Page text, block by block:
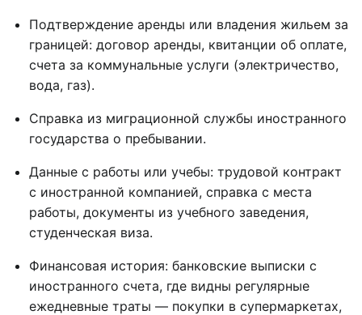
Подтверждение аренды или владения жильем за
границей: договор аренды, квитанции об оплате,
счета за коммунальные услуги (электричество,
вода, газ).
Справка из миграционной службы иностранного
государства о пребывании.
Данные с работы или учебы: трудовой контракт
с иностранной компанией, справка с места
работы, документы из учебного заведения,
студенческая виза.
Финансовая история: банковские выписки с
иностранного счета, где видны регулярные
ежедневные траты — покупки в супермаркетах,